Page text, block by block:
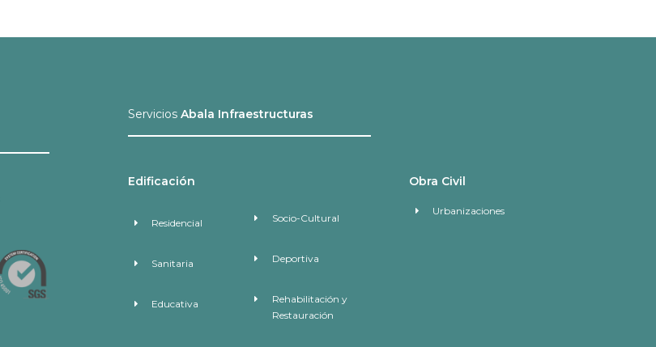
Servicios Abala Infraestructuras
Edificación
Residencial
Sanitaria
Educativa
Socio-Cultural
Deportiva
Rehabilitación y
Restauración
Obra Civil
Urbanizaciones